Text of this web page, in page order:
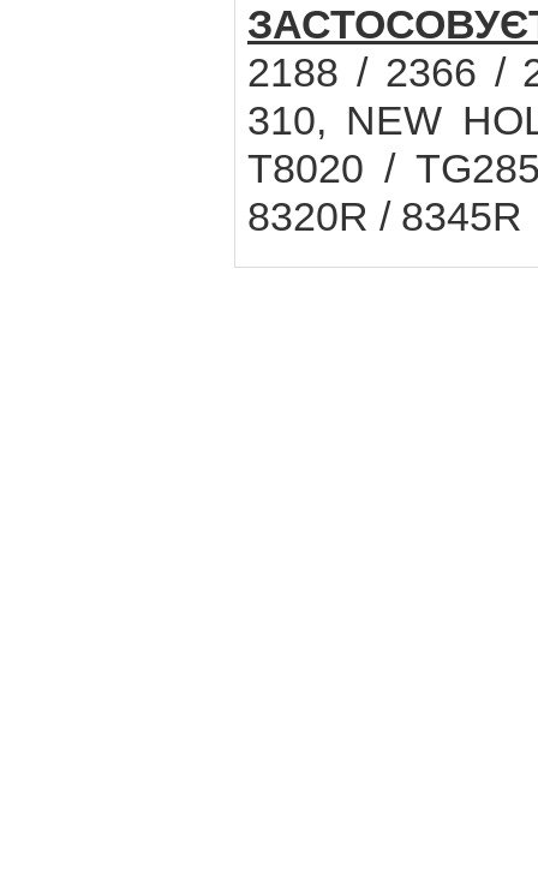
2188 / 2366 /
310, NEW
T8020 /
8320R / 8345R